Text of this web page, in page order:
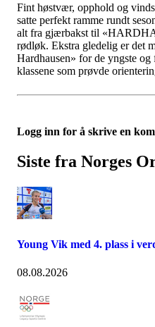
Fint høstvær, opphold og
satte perfekt ramme rundt
alt fra gjærbakst til
rødløk. Ekstra gledelig er det
Hardhausen» for de yngste
klassene som prøvde
Logg inn for å skrive en
Siste fra Norges
Young Vik med 4. plass i
08.08.2026